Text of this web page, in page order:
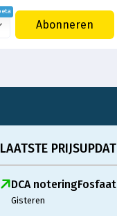
Abonneren
LAATSTE
DCA
Gisteren